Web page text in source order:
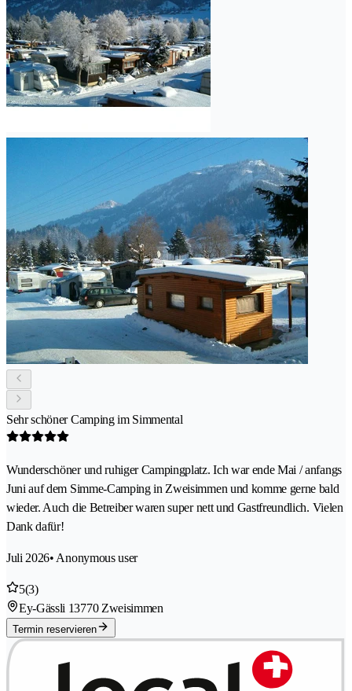
Sehr schöner Camping im Simmental
Wunderschöner und ruhiger Campingplatz. Ich war ende Mai / anfangs
Juni auf dem Simme-Camping in Zweisimmen und komme gerne bald
wieder. Auch die Betreiber waren super nett und Gastfreundlich. Vielen
Dank dafür!
Juli 2026• Anonymous user
5(3)
Ey-Gässli 13770 Zweisimmen
Termin reservieren